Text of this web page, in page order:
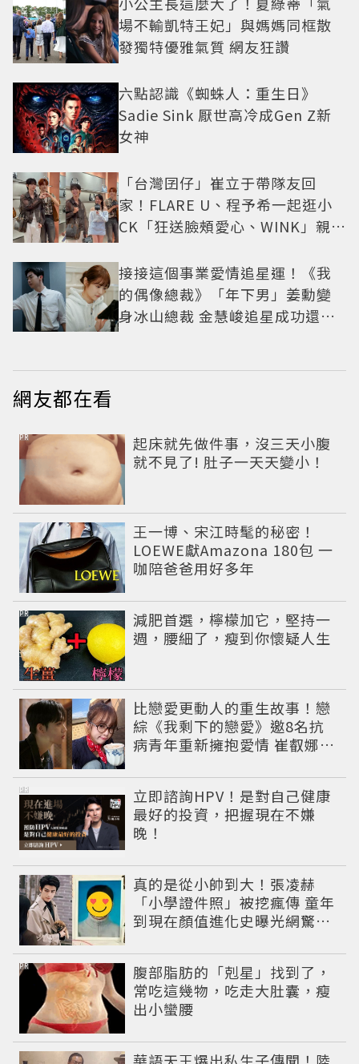
場不輸凱特王妃」與媽媽同框散
發獨特優雅氣質 網友狂讚
六點認識《蜘蛛人：重生日》
Sadie Sink 厭世高冷成Gen Z新
女神
「台灣囝仔」崔立于帶隊友回
家！FLARE U、程予希一起逛小
CK「狂送臉頰愛心、WINK」親曝
接接這個事業愛情追星運！《我
的偶像總裁》「年下男」姜勳變
身冰山總裁 金慧峻追星成功還偶
網友都在看
起床就先做件事，沒三天小腹
就不見了! 肚子一天天變小！
PR
王一博、宋江時髦的秘密！
LOEWE獻Amazona 180包 一
咖陪爸爸用好多年
減肥首選，檸檬加它，堅持一
週，腰細了，瘦到你懷疑人生
PR
比戀愛更動人的重生故事！戀
綜《我剩下的戀愛》邀8名抗
病青年重新擁抱愛情 崔叡娜淚
立即諮詢HPV！是對自己健康
最好的投資，把握現在不嫌
晚！
PR
真的是從小帥到大！張凌赫
「小學證件照」被挖瘋傳 童年
到現在顏值進化史曝光網驚：
腹部脂肪的「剋星」找到了，
常吃這幾物，吃走大肚囊，瘦
出小蠻腰
PR